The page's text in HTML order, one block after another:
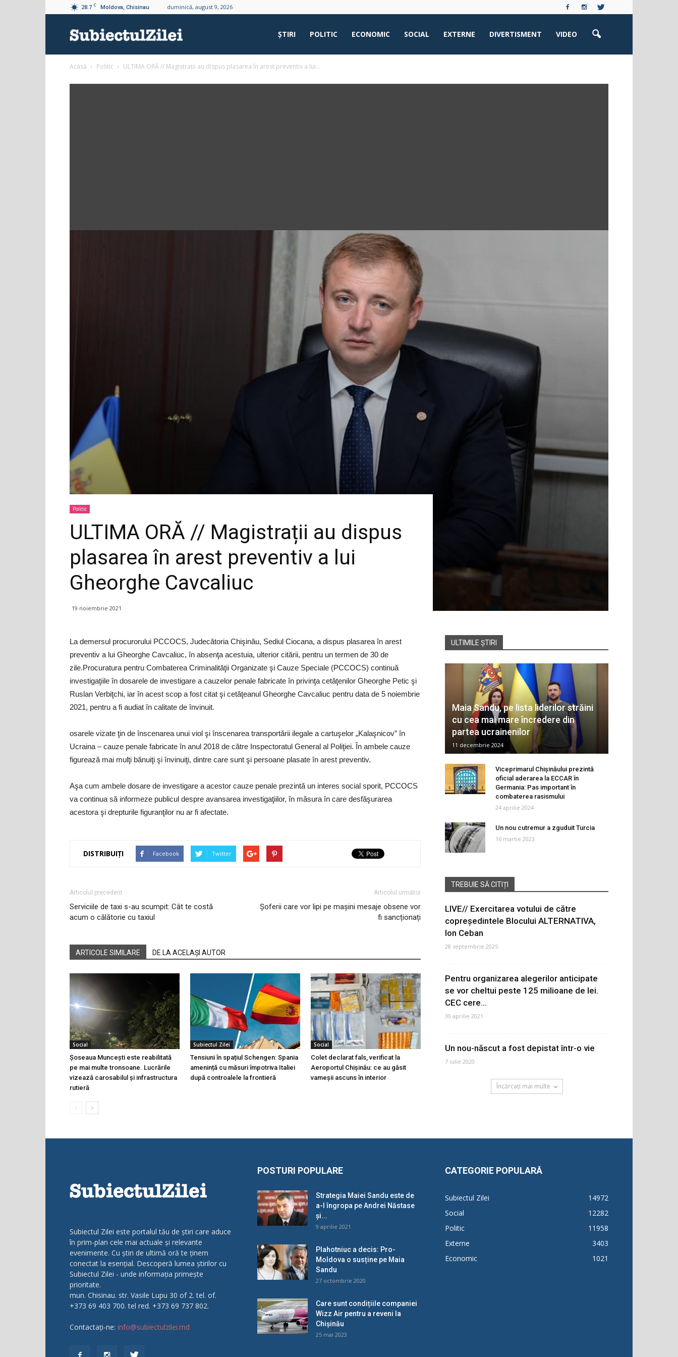
28.7 C Moldova, Chisinau duminică, august 9, 2026
ŞTIRI POLITIC ECONOMIC SOCIAL EXTERNE DIVERTISMENT VIDEO
Acasă Politic ULTIMA ORĂ // Magistrații au dispus plasarea în arest preventiv a lui...
Politic
ULTIMA ORĂ // Magistrații au dispus
plasarea în arest preventiv a lui
Gheorghe Cavcaliuc
19 noiembrie 2021
La demersul procurorului PCCOCS, Judecătoria Chişinău, Sediul Ciocana, a dispus plasarea în arest
preventiv a lui Gheorghe Cavcaliuc, în absenţa acestuia, ulterior citării, pentru un termen de 30 de
zile.Procuratura pentru Combaterea Criminalităţii Organizate şi Cauze Speciale (PCCOCS) continuă
investigaţiile în dosarele de investigare a cauzelor penale fabricate în privinţa cetăţenilor Gheorghe Petic şi
Ruslan Verbiţchi, iar în acest scop a fost citat şi cetăţeanul Gheorghe Cavcaliuc pentru data de 5 noiembrie
2021, pentru a fi audiat în calitate de învinuit.
osarele vizate ţin de înscenarea unui viol şi înscenarea transportării ilegale a cartuşelor „Kalaşnicov” în
Ucraina – cauze penale fabricate în anul 2018 de către Inspectoratul General al Poliţiei. În ambele cauze
figurează mai mulţi bănuiţi şi învinuiţi, dintre care sunt şi persoane plasate în arest preventiv.
Aşa cum ambele dosare de investigare a acestor cauze penale prezintă un interes social sporit, PCCOCS
va continua să informeze publicul despre avansarea investigaţiilor, în măsura în care desfăşurarea
acestora şi drepturile figuranţilor nu ar fi afectate.
DISTRIBUIȚI Facebook Twitter
Articolul precedent
Serviciile de taxi s-au scumpit: Cât te costă
acum o călătorie cu taxiul
Articolul următor
Șoferii care vor lipi pe mașini mesaje obsene vor
fi sancționați
ARTICOLE SIMILARE DE LA ACELAȘI AUTOR
Social
Șoseaua Muncești este reabilitată
pe mai multe tronsoane. Lucrările
vizează carosabilul și infrastructura
rutieră
Subiectul Zilei
Tensiuni în spațiul Schengen: Spania
amenință cu măsuri împotriva Italiei
după controalele la frontieră
Social
Colet declarat fals, verificat la
Aeroportul Chișinău: ce au găsit
vameșii ascuns în interior
ULTIMILE ȘTIRI
Maia Sandu, pe lista liderilor străini
cu cea mai mare încredere din
partea ucrainenilor
11 decembrie 2024
Viceprimarul Chișinăului prezintă
oficial aderarea la ECCAR în
Germania: Pas important în
combaterea rasismului
24 aprilie 2024
Un nou cutremur a zguduit Turcia
16 martie 2023
TREBUIE SĂ CITIȚI
LIVE// Exercitarea votului de către
copreședintele Blocului ALTERNATIVA,
Ion Ceban
28 septembrie 2025
Pentru organizarea alegerilor anticipate
se vor cheltui peste 125 milioane de lei.
CEC cere...
30 aprilie 2021
Un nou-născut a fost depistat într-o vie
7 iulie 2020
Încărcați mai multe
Subiectul Zilei este portalul tău de știri care aduce
în prim-plan cele mai actuale și relevante
evenimente. Cu știri de ultimă oră te ținem
conectat la esențial. Descoperă lumea știrilor cu
Subiectul Zilei - unde informația primește
prioritate.
mun. Chisinau. str. Vasile Lupu 30 of 2. tel. of.
+373 69 403 700. tel red. +373 69 737 802.
Contactați-ne: info@subiectulzilei.md
POSTURI POPULARE
Strategia Maiei Sandu este de
a-l îngropa pe Andrei Năstase
și...
9 aprilie 2021
Plahotniuc a decis: Pro-
Moldova o susține pe Maia
Sandu
27 octombrie 2020
Care sunt condițiile companiei
Wizz Air pentru a reveni la
Chișinău
25 mai 2023
CATEGORIE POPULARĂ
Subiectul Zilei
14972
Social
12282
Politic
11958
Externe
3403
Economic
1021